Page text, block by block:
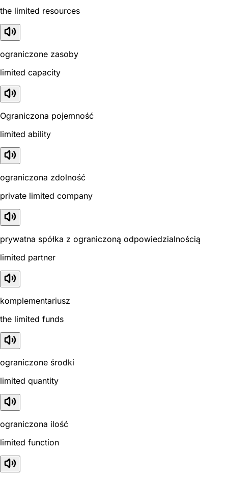
the limited resources
ograniczone zasoby
limited capacity
Ograniczona pojemność
limited ability
ograniczona zdolność
private limited company
prywatna spółka z ograniczoną odpowiedzialnością
limited partner
komplementariusz
the limited funds
ograniczone środki
limited quantity
ograniczona ilość
limited function